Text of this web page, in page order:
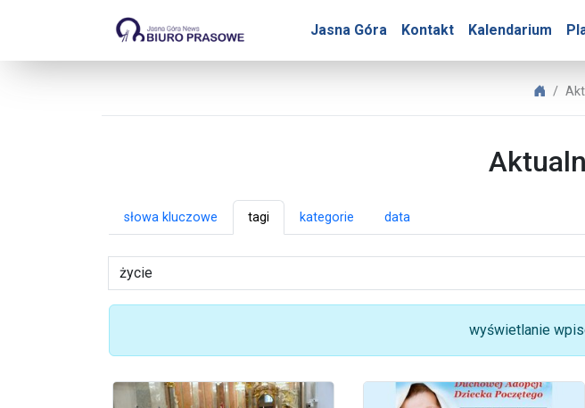
Jasna Góra Kontakt Kalendarium
Biuro Prasowe Jasnej Góry –
Biuro
słowa kluczowe tagi kategorie data
wyświetlanie